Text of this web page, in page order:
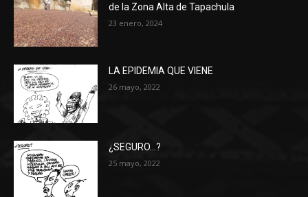
de la Zona Alta de Tapachula
23 enero, 2024
LA EPIDEMIA QUE VIENE
26 mayo, 2022
¿SEGURO…?
25 mayo, 2022